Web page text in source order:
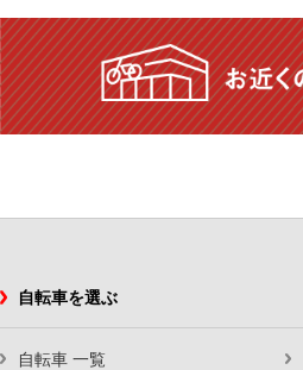
自転車を選ぶ
自転車 一覧